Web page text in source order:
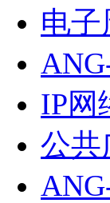
电子
IP网
公共